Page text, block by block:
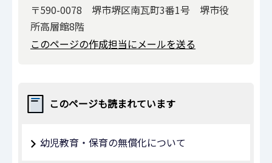
〒590-0078 堺市堺区南瓦町3番1号 堺市役
所高層館8階
このページの作成担当にメールを送る
このページも読まれています
幼児教育・保育の無償化について